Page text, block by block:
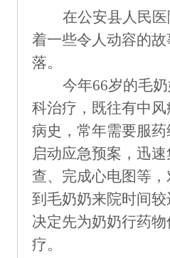
在公安县人民
着一些令人动容的
落。
今年66岁的毛
科治疗，既往有中
病史，常年需要服
启动应急预案，迅
查、完成心电图等
到毛奶奶来院时间
决定先为奶奶行药
疗。